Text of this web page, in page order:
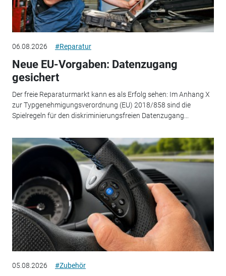
06.08.2026 #Reparatur
Neue EU-Vorgaben: Datenzugang
gesichert
Der freie Reparaturmarkt kann es als Erfolg sehen: Im Anhang X
zur Typgenehmigungsverordnung (EU) 2018/858 sind die
Spielregeln für den diskriminierungsfreien Datenzugang...
05.08.2026 #Zubehör